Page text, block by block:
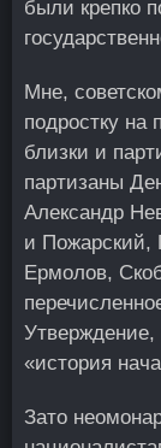
были крепко
Мне,
подростку на
близки и
партизаны
Александр
и Пожарский,
Ермолов,
Утверждение,
«история
Зато